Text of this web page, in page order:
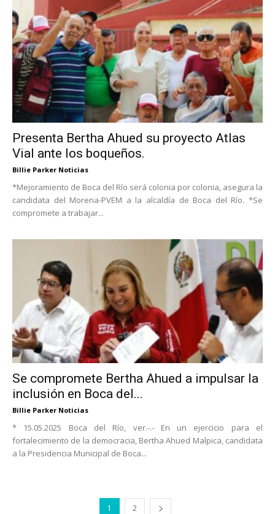
Presenta Bertha Ahued su proyecto Atlas
Vial ante los boqueños.
Billie Parker Noticias
*Mejoramiento de Boca del Río será colonia por colonia, asegura la
candidata del Morena-PVEM a la alcaldía de Boca del Río. *Se
compromete a trabajar...
Se compromete Bertha Ahued a impulsar la
inclusión en Boca del...
Billie Parker Noticias
* 15.05.2025 Boca del Río, ver.-.- En un ejercicio para el
fortalecimiento de la democracia, Bertha Ahued Malpica, candidata
a la Presidencia Municipal de Boca...
1 2